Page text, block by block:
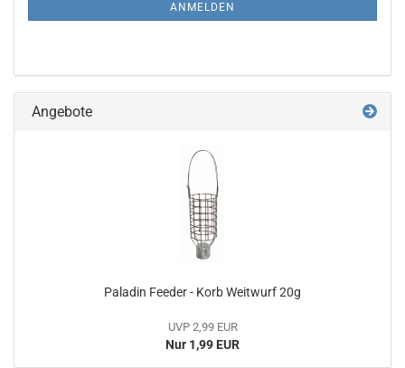
ANMELDEN
Angebote
Paladin Feeder - Korb Weitwurf 20g
UVP 2,99 EUR
Nur 1,99 EUR